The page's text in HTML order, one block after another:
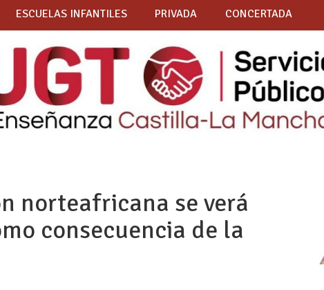
ESCUELAS INFANTILES PRIVADA CONCERTADA
norteafricana se verá
consecuencia de la